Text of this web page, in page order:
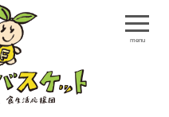
menu